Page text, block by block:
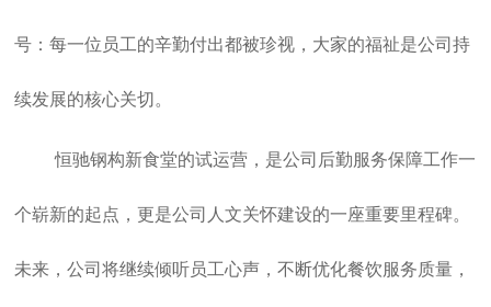
号：每一位员工的辛勤付出都被珍视，大家的福祉是公司持
续发展的核心关切。
恒驰钢构新食堂的试运营，是公司后勤服务保障工作一
个崭新的起点，更是公司人文关怀建设的一座重要里程碑。
未来，公司将继续倾听员工心声，不断优化餐饮服务质量，